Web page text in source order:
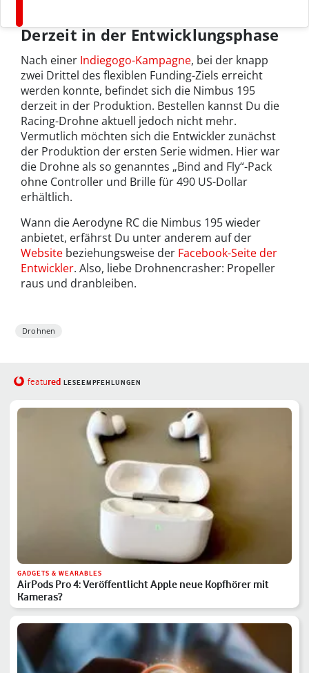
Derzeit in der Entwicklungsphase
Nach einer Indiegogo-Kampagne, bei der knapp
zwei Drittel des flexiblen Funding-Ziels erreicht
werden konnte, befindet sich die Nimbus 195
derzeit in der Produktion. Bestellen kannst Du die
Racing-Drohne aktuell jedoch nicht mehr.
Vermutlich möchten sich die Entwickler zunächst
der Produktion der ersten Serie widmen. Hier war
die Drohne als so genanntes „Bind and Fly“-Pack
ohne Controller und Brille für 490 US-Dollar
erhältlich.
Wann die Aerodyne RC die Nimbus 195 wieder
anbietet, erfährst Du unter anderem auf der
Website beziehungsweise der Facebook-Seite der
Entwickler. Also, liebe Drohnencrasher: Propeller
raus und dranbleiben.
Drohnen
featured LESEEMPFEHLUNGEN
GADGETS & WEARABLES
AirPods Pro 4: Veröffentlicht Apple neue Kopfhörer mit
Kameras?